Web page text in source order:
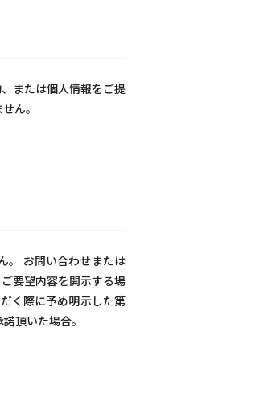
または個人情報をご提
ん。
。 お問い合わせまたは
要望内容を開示する場
く際に予め明示した第
頂いた場合。